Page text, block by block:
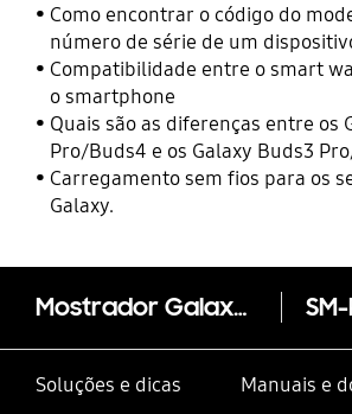
Como encontrar o código do
número de série de um
Compatibilidade entre o smart
o smartphone
Quais são as diferenças entre os
Pro/Buds4 e os Galaxy Buds3
Carregamento sem fios para os
Galaxy.
Mostrador Galaxy Watch5 Bluetooth (44mm) SM-
Soluções e dicas Manuais e